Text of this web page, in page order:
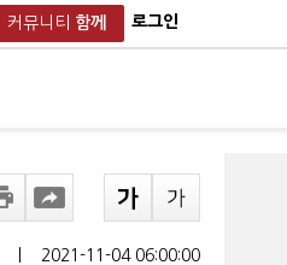
커뮤니티 함께 로그인
2021-11-04 06:00:00